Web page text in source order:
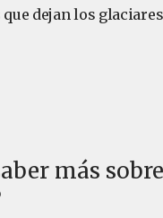
dejan los
más